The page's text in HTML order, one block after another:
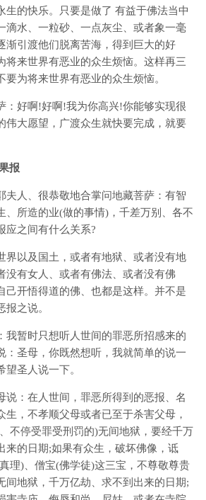
生的快乐。只要是做了 有益于佛法当中
滴水、一粒砂、一点灰尘、或者象一毫
渐引渡他们脱离苦海，得到巨大的好
将来世界有恶业的众生烦恼。这样再三
要为将来世界有恶业的众生烦恼。
：好啊!好啊!我为你高兴!你能够实现很
伟大愿望，广渡众生就快要完成，就要
报
夫人、很恭敬地合掌问地藏菩萨：有智
、所造的业(做的事情)，千差万别、各不
应之间有什么关系?
界以及国土，或者有地狱、或者没有地
没有女人、或者有佛法、或者没有佛
己开悟得道的佛、也都是这样。并不是
报之说。
我暂时只想听人世间的罪恶所招感来的
：圣母，你既然想听，我就简单的说一
圣人说一下。
说：在人世间，罪恶所得到的恶报、名
生，不孝顺父母或者已至于杀害父母，
不停受罪受刑罚的)无间地狱，要经千万
来的日期;如果有众生，破坏佛像，诋
理)、僧宝(佛学徒)这三宝，不尊敬尊贵
间地狱，千万亿劫、求不到出来的日期;